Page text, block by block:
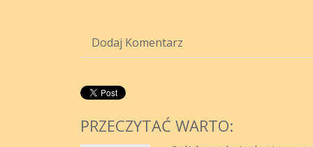
Dodaj Komentarz
PRZECZYTAĆ WARTO: